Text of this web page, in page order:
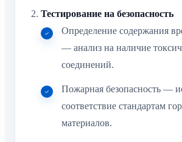
Тестирование на безопасность
Определение содержания
— анализ на наличие
соединений.
Пожарная безопасность —
соответствие стандартам
материалов.